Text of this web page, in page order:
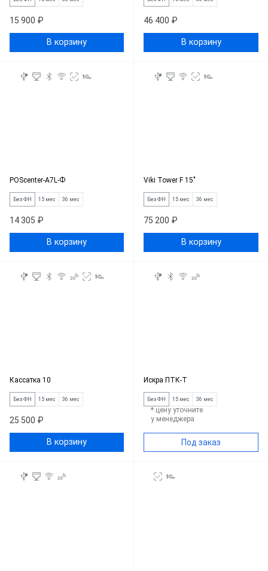
15 900 ₽
В корзину
46 400 ₽
В корзину
POScenter-A7L-Ф
Без ФН 15 мес 36 мес
14 305 ₽
В корзину
Viki Tower F 15"
Без ФН 15 мес 36 мес
75 200 ₽
В корзину
Кассатка 10
Без ФН 15 мес 36 мес
25 500 ₽
В корзину
Искра ПТК-Т
Без ФН 15 мес 36 мес
* цену уточните
у менеджера
Под заказ